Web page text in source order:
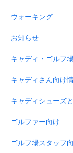
ウォーキング
お知らせ
キャディ・ゴルフ
キャディさん向け
キャディシューズ
ゴルファー向け
ゴルフ場スタッフ